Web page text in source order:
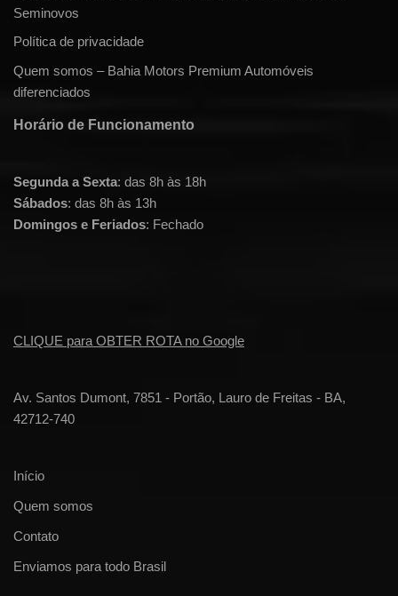
Seminovos
Política de privacidade
Quem somos – Bahia Motors Premium Automóveis
diferenciados
Horário de Funcionamento
Segunda a Sexta: das 8h às 18h
Sábados: das 8h às 13h
Domingos e Feriados: Fechado
CLIQUE para OBTER ROTA no Google
Av. Santos Dumont, 7851 - Portão, Lauro de Freitas - BA,
42712-740
Início
Quem somos
Contato
Enviamos para todo Brasil